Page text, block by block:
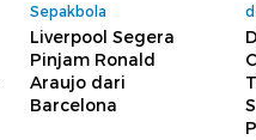
Sepakbola
Liverpool Segera
Pinjam Ronald
Araujo dari
Barcelona